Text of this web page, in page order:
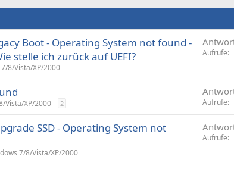
Boot - Operating System not found -
stelle ich zurück auf UEFI?
8/Vista/XP/2000
Aufrufe
Vista/XP/2000 2 Aufrufe
SSD - Operating System not
7/8/Vista/XP/2000
Aufrufe